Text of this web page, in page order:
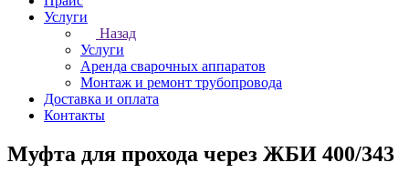
Услуги
Назад
Услуги
Аренда сварочных аппаратов
Монтаж и ремонт трубопровода
Доставка и оплата
Контакты
Муфта для прохода через ЖБИ 400/343